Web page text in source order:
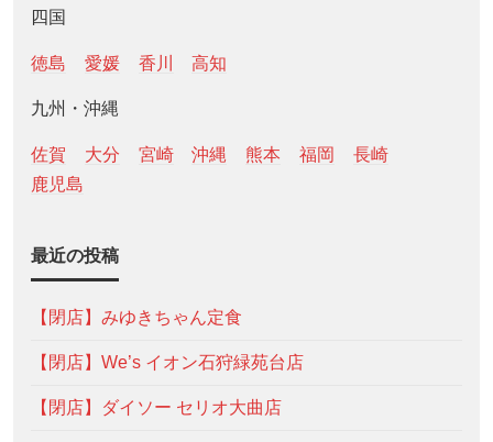
四国
徳島 愛媛 香川 高知
九州・沖縄
佐賀 大分 宮崎 沖縄 熊本 福岡
長崎
鹿児島
最近の投稿
【閉店】みゆきちゃん定食
【閉店】We’s イオン石狩緑苑台店
【閉店】ダイソー セリオ大曲店